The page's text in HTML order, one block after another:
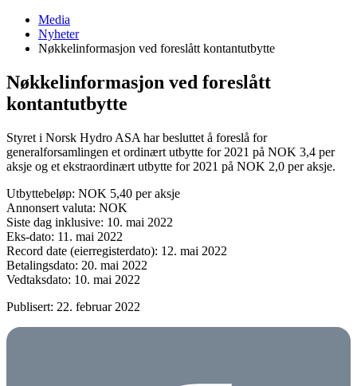
Media
Nyheter
Nøkkelinformasjon ved foreslått kontantutbytte
Nøkkelinformasjon ved foreslått
kontantutbytte
Styret i Norsk Hydro ASA har besluttet å foreslå for
generalforsamlingen et ordinært utbytte for 2021 på NOK 3,4 per
aksje og et ekstraordinært utbytte for 2021 på NOK 2,0 per aksje.
Utbyttebeløp: NOK 5,40 per aksje
Annonsert valuta: NOK
Siste dag inklusive: 10. mai 2022
Eks-dato: 11. mai 2022
Record date (eierregisterdato): 12. mai 2022
Betalingsdato: 20. mai 2022
Vedtaksdato: 10. mai 2022
Publisert: 22. februar 2022